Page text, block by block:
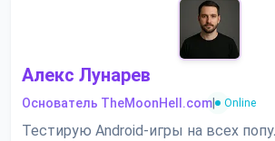
Алекс Лунарев
Основатель TheMoonHell.com Online
Тестирую Android-игры на всех